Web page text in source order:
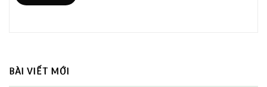
BÀI VIẾT MỚI